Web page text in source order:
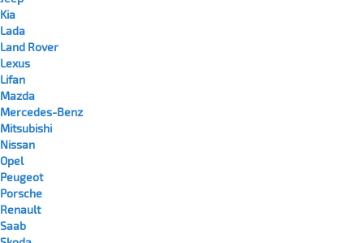
Kia
Lada
Land Rover
Lexus
Lifan
Mazda
Mercedes-Benz
Mitsubishi
Nissan
Opel
Peugeot
Porsche
Renault
Saab